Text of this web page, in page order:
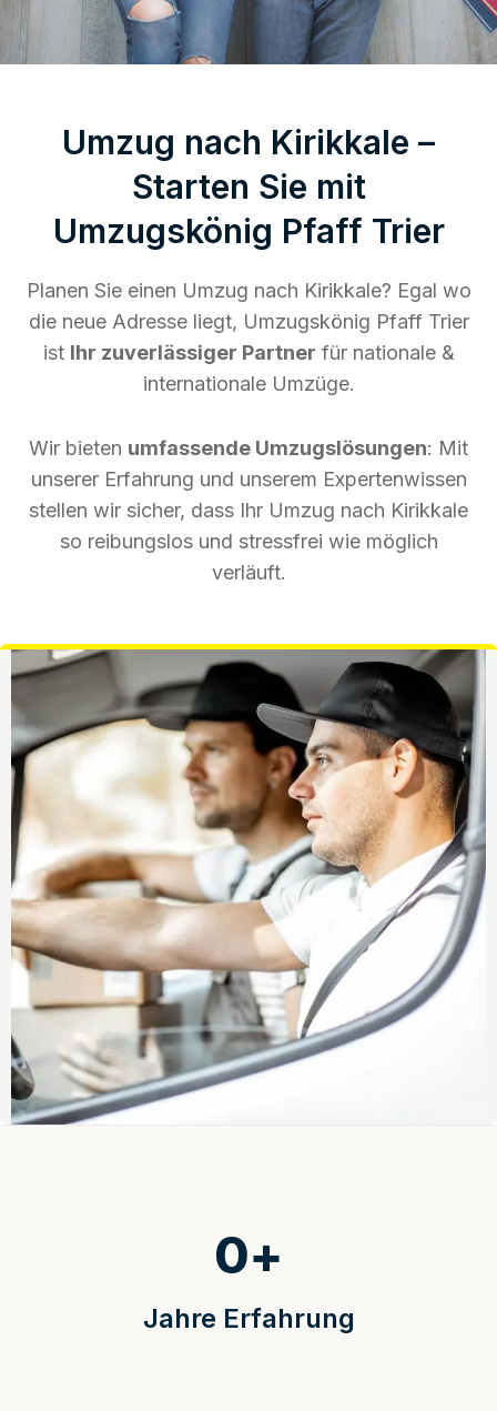
Umzug nach Kirikkale –
Starten Sie mit
Umzugskönig Pfaff Trier
Planen Sie einen Umzug nach Kirikkale? Egal wo
die neue Adresse liegt, Umzugskönig Pfaff Trier
ist Ihr zuverlässiger Partner für nationale &
internationale Umzüge.
Wir bieten umfassende Umzugslösungen: Mit
unserer Erfahrung und unserem Expertenwissen
stellen wir sicher, dass Ihr Umzug nach Kirikkale
so reibungslos und stressfrei wie möglich
verläuft.
Jahre Erfahrung
0+